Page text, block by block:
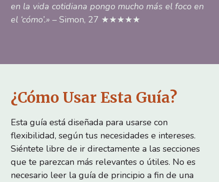
en la vida cotidiana pongo mucho más el foco en
el ‘cómo’.» – Simon, 27 ★★★★★
¿Cómo Usar Esta Guía?
Esta guía está diseñada para usarse con
flexibilidad, según tus necesidades e intereses.
Siéntete libre de ir directamente a las secciones
que te parezcan más relevantes o útiles. No es
necesario leer la guía de principio a fin de una